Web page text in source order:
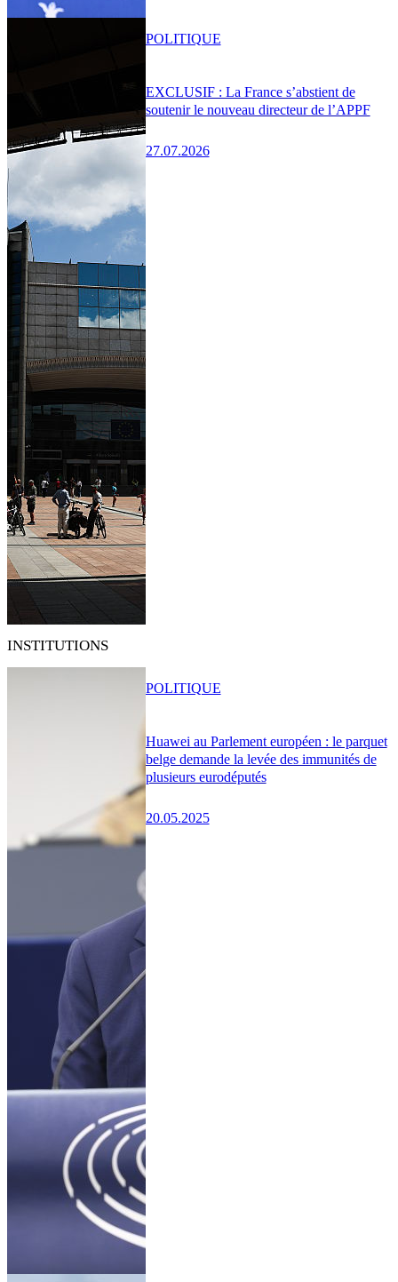
EXCLUSIF : La France s’abstient de
soutenir le nouveau directeur de l’APPF
27.07.2026
POLITIQUE
INSTITUTIONS
Huawei au Parlement européen : le parquet
belge demande la levée des immunités de
plusieurs eurodéputés
20.05.2025
POLITIQUE